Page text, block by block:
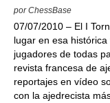
por ChessBase
07/07/2010 – El I
lugar en esa
jugadores de todas
revista francesa de
reportajes en vídeo
con la ajedrecista